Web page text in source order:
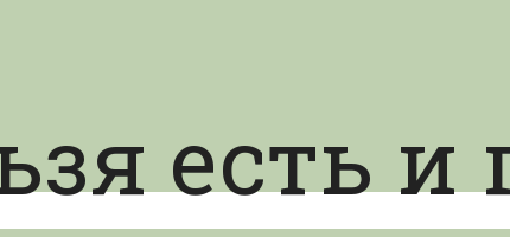
есть и